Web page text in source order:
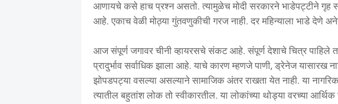
आणायचे कसे हाच प्रश्न असतो. त्यामुळेच मोदी सरकारने भाडेपट्टीने गृह
आहे. एकाच वेळी मोठ्या गुंतवणुकीची गरज नाही. दर महिन्याला भाडे देणे
आज संपूर्ण जगावर चीनी व्हायरसचे संकट आहे. संपूर्ण देशाचे चित्र पाहिले
प्रादुर्भाव सर्वाधिक झाला आहे. याचे कारण म्हणजे पाणी, ड्रेनेज यासारख
झोपडपट्या वसल्या असल्याने सामाजिक अंतर राखता येत नाही. या
त्यातील बहुतांश लोक तो स्वीकारतील. या लोकांच्या थोड्या वरच्या